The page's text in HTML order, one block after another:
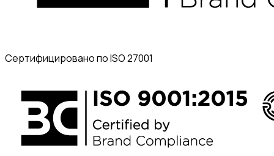
Сертифицировано по ISO 27001